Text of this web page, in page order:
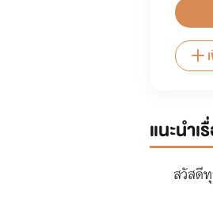
แนะนำเ
สวัสดี